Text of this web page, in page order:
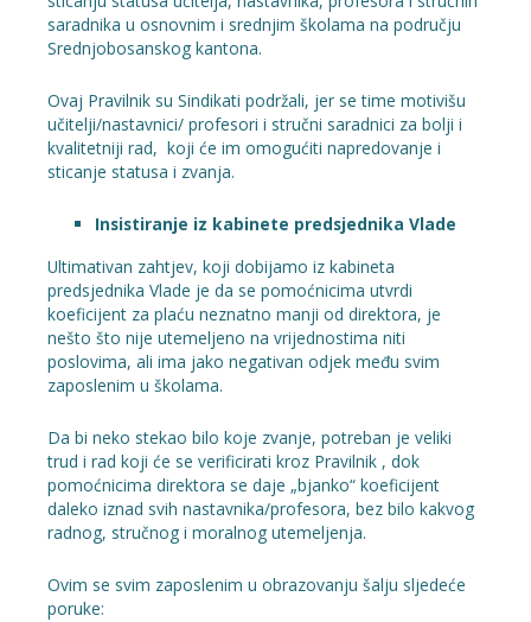
saradnika u osnovnim i srednjim školama na području
Srednjobosanskog kantona.
Ovaj Pravilnik su Sindikati podržali, jer se time motivišu
učitelji/nastavnici/ profesori i stručni saradnici za bolji i
kvalitetniji rad, koji će im omogućiti napredovanje i
sticanje statusa i zvanja.
Insistiranje iz kabinete predsjednika Vlade
Ultimativan zahtjev, koji dobijamo iz kabineta
predsjednika Vlade je da se pomoćnicima utvrdi
koeficijent za plaću neznatno manji od direktora, je
nešto što nije utemeljeno na vrijednostima niti
poslovima, ali ima jako negativan odjek među svim
zaposlenim u školama.
Da bi neko stekao bilo koje zvanje, potreban je veliki
trud i rad koji će se verificirati kroz Pravilnik , dok
pomoćnicima direktora se daje „bjanko“ koeficijent
daleko iznad svih nastavnika/profesora, bez bilo kakvog
radnog, stručnog i moralnog utemeljenja.
Ovim se svim zaposlenim u obrazovanju šalju sljedeće
poruke: